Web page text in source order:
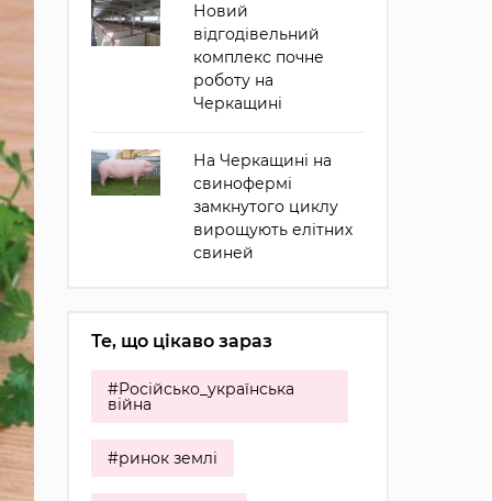
Новий
відгодівельний
комплекс почне
роботу на
Черкащині
На Черкащині на
свинофермі
замкнутого циклу
вирощують елітних
свиней
Те, що цікаво зараз
#Російсько_українська
війна
#ринок землі